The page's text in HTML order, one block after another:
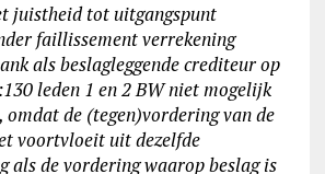
juistheid tot uitgangspunt
faillissement verrekening
als beslagleggende crediteur op
leden 1 en 2 BW niet mogelijk
omdat de (tegen)vordering van de
voortvloeit uit dezelfde
als de vordering waarop beslag is